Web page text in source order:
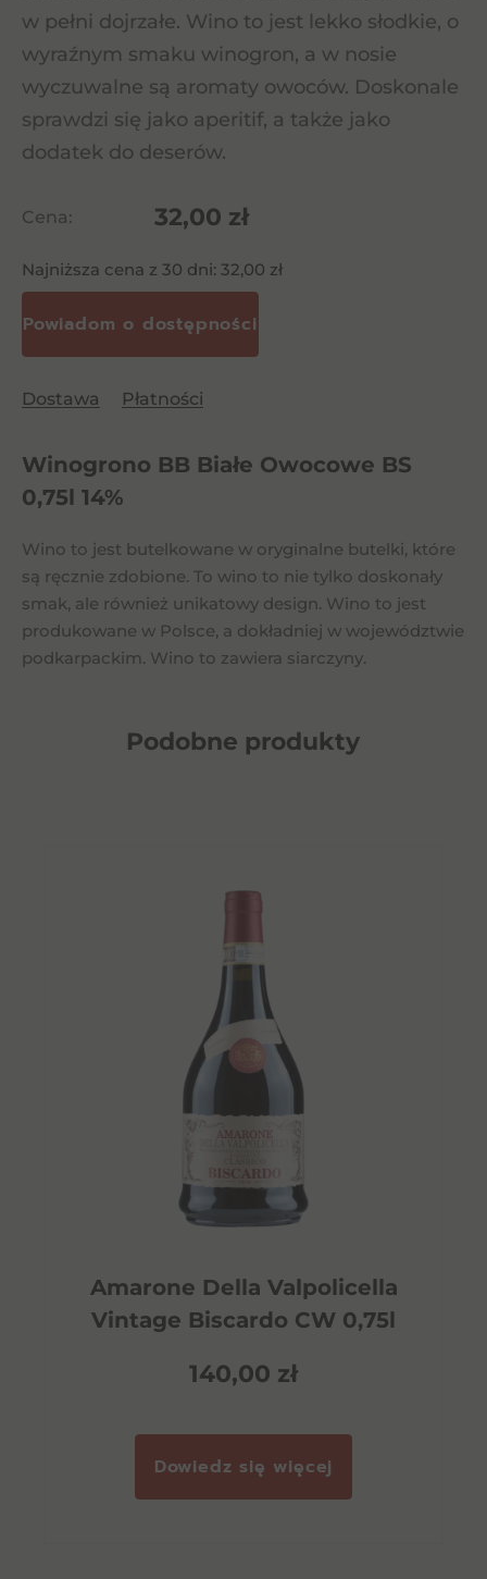
w pełni dojrzałe. Wino to jest lekko słodkie, o
wyraźnym smaku winogron, a w nosie
wyczuwalne są aromaty owoców. Doskonale
sprawdzi się jako aperitif, a także jako
dodatek do deserów.
Cena: 32,00 zł
Najniższa cena z 30 dni: 32,00 zł
Dostawa Płatności
Winogrono BB Białe Owocowe BS
0,75l 14%
Wino to jest butelkowane w oryginalne butelki, które
są ręcznie zdobione. To wino to nie tylko doskonały
smak, ale również unikatowy design. Wino to jest
produkowane w Polsce, a dokładniej w województwie
podkarpackim. Wino to zawiera siarczyny.
Podobne produkty
Amarone Della Valpolicella
Vintage Biscardo CW 0,75l
140,00 zł
Dowiedz się więcej